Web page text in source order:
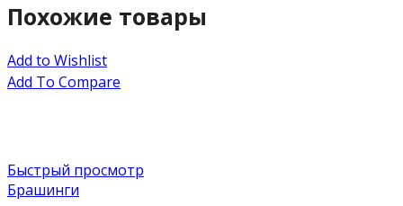
Похожие товары
Add to Wishlist
Add To Compare
Быстрый просмотр
Брашинги